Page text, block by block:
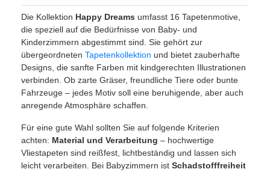
Die Kollektion Happy Dreams umfasst 16 Tapetenmotive,
die speziell auf die Bedürfnisse von Baby- und
Kinderzimmern abgestimmt sind. Sie gehört zur
übergeordneten Tapetenkollektion und bietet zauberhafte
Designs, die sanfte Farben mit kindgerechten Illustrationen
verbinden. Ob zarte Gräser, freundliche Tiere oder bunte
Fahrzeuge – jedes Motiv soll eine beruhigende, aber auch
anregende Atmosphäre schaffen.
Für eine gute Wahl sollten Sie auf folgende Kriterien
achten: Material und Verarbeitung – hochwertige
Vliestapeten sind reißfest, lichtbeständig und lassen sich
leicht verarbeiten. Bei Babyzimmern ist Schadstofffreiheit